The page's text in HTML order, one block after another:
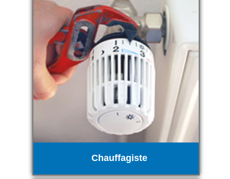
Chauffagiste